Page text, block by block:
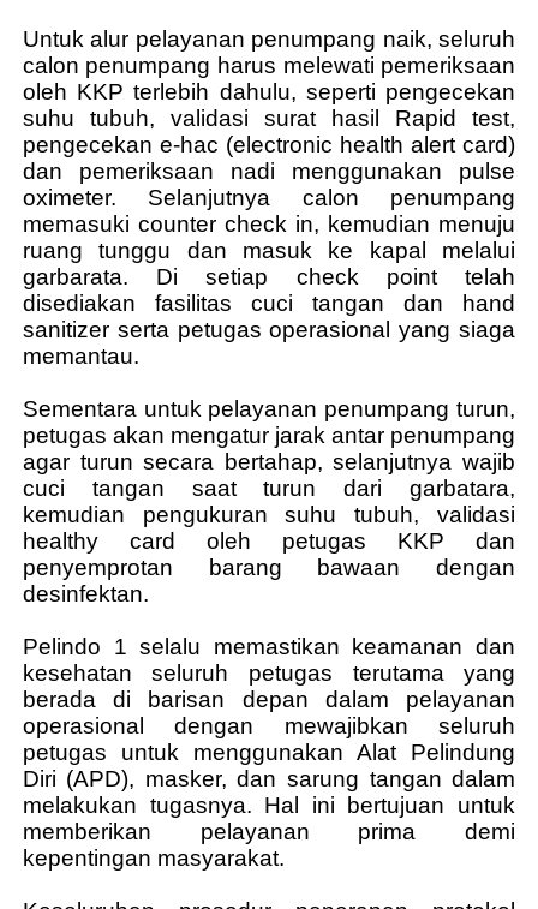
Untuk alur pelayanan penumpang naik, seluruh
calon penumpang harus melewati pemeriksaan
oleh KKP terlebih dahulu, seperti pengecekan
suhu tubuh, validasi surat hasil Rapid test,
pengecekan e-hac (electronic health alert card)
dan pemeriksaan nadi menggunakan pulse
oximeter. Selanjutnya calon penumpang
memasuki counter check in, kemudian menuju
ruang tunggu dan masuk ke kapal melalui
garbarata. Di setiap check point telah
disediakan fasilitas cuci tangan dan hand
sanitizer serta petugas operasional yang siaga
memantau.
Sementara untuk pelayanan penumpang turun,
petugas akan mengatur jarak antar penumpang
agar turun secara bertahap, selanjutnya wajib
cuci tangan saat turun dari garbatara,
kemudian pengukuran suhu tubuh, validasi
healthy card oleh petugas KKP dan
penyemprotan barang bawaan dengan
desinfektan.
Pelindo 1 selalu memastikan keamanan dan
kesehatan seluruh petugas terutama yang
berada di barisan depan dalam pelayanan
operasional dengan mewajibkan seluruh
petugas untuk menggunakan Alat Pelindung
Diri (APD), masker, dan sarung tangan dalam
melakukan tugasnya. Hal ini bertujuan untuk
memberikan pelayanan prima demi
kepentingan masyarakat.